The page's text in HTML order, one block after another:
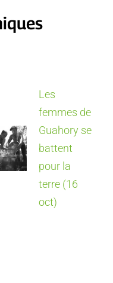
Les
femmes de
Guahory se
battent
pour la
terre (16
oct)